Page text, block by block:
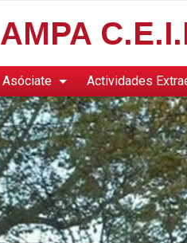
AMPA
Asóciate Actividades